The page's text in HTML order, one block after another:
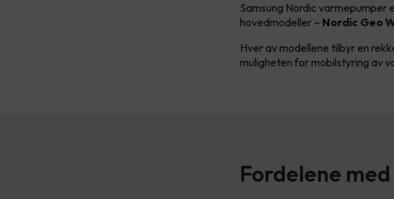
Samsung Nordic
hovedmodeller – Nordic Geo
Hver av modellene tilbyr en
muligheten for mobilstyring av
Fordelene